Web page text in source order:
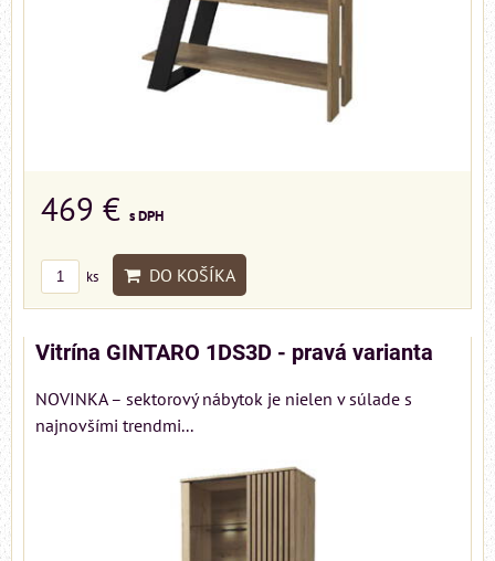
469 € s DPH
ks DO KOŠÍKA
Vitrína GINTARO 1DS3D - pravá varianta
NOVINKA – sektorový nábytok je nielen v súlade s
najnovšími trendmi...